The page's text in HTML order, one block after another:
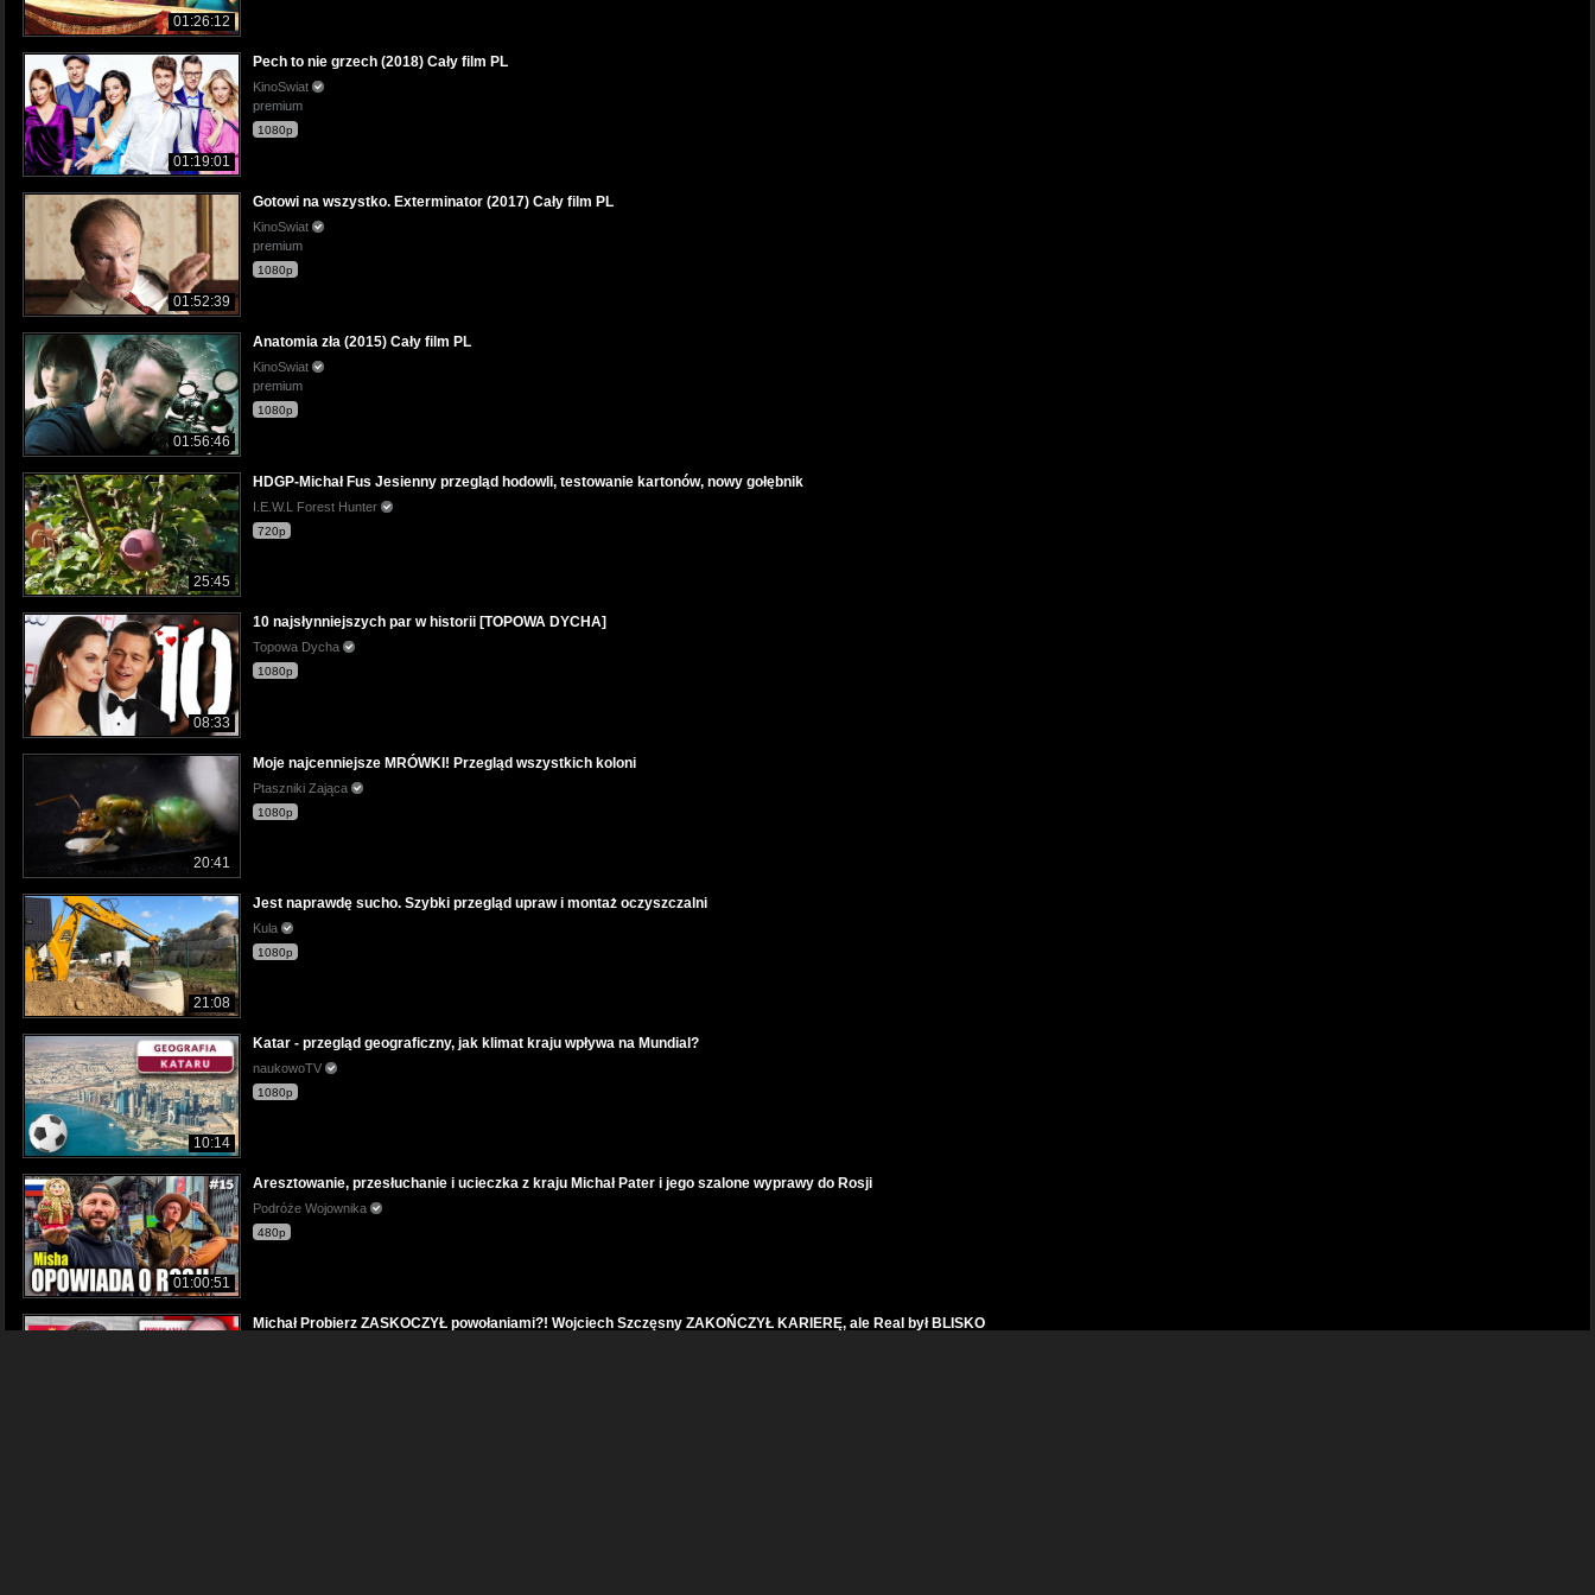
01:26:12
01:19:01
Pech to nie grzech (2018) Cały film PL
KinoSwiat
premium
1080p
01:52:39
Gotowi na wszystko. Exterminator (2017) Cały film PL
KinoSwiat
premium
1080p
01:56:46
Anatomia zła (2015) Cały film PL
KinoSwiat
premium
1080p
25:45
HDGP-Michał Fus Jesienny przegląd hodowli, testowanie kartonów, nowy gołębnik
I.E.W.L Forest Hunter
720p
08:33
10 najsłynniejszych par w historii [TOPOWA DYCHA]
Topowa Dycha
1080p
20:41
Moje najcenniejsze MRÓWKI! Przegląd wszystkich koloni
Ptaszniki Zająca
1080p
21:08
Jest naprawdę sucho. Szybki przegląd upraw i montaż oczyszczalni
Kula
1080p
10:14
Katar - przegląd geograficzny, jak klimat kraju wpływa na Mundial?
naukowoTV
1080p
01:00:51
Aresztowanie, przesłuchanie i ucieczka z kraju Michał Pater i jego szalone wyprawy do Rosji
Podróże Wojownika
480p
Michał Probierz ZASKOCZYŁ powołaniami?! Wojciech Szczęsny ZAKOŃCZYŁ KARIERĘ, ale Real był BLISKO